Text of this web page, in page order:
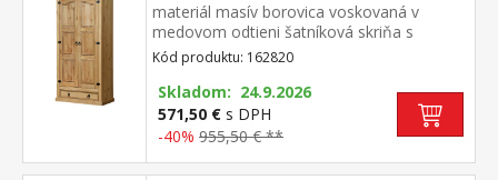
materiál masív borovica voskovaná v
medovom odtieni šatníková skriňa s
šatníkovou tyčou a policou na klobúky v
spodnej časti veľká zásuvka, kovové
ozdobné úchytky odporúčaný nadstavec
CORONA 16951 súčasť zostavy Corona
Kód produktu: 162820
Skladom: 24.9.2026
571,50 € s DPH
-40% 955,50 € **